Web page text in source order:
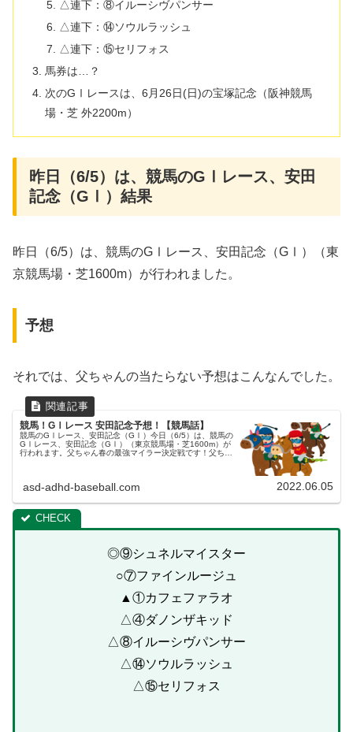
△連下：⑧イルーシヴパンサー
△連下：⑭ソウルラッシュ
△連下：⑮セリフォス
馬券は…？
次のGⅠレースは、6月26日(日)の宝塚記念（阪神競馬
場・芝 外2200m）
昨日（6/5）は、競馬のGⅠレース、安田
記念（GⅠ）結果
昨日（6/5）は、競馬のGⅠレース、安田記念（GⅠ）（東
京競馬場・芝1600m）が行われました。
予想
それでは、父ちゃんの当たらない予想はこんなんでした。
競馬！GⅠレース 安田記念予想！【競馬話】
競馬のGⅠレース、安田記念（GⅠ）今日（6/5）は、競馬の
GⅠレース、安田記念（GⅠ）（東京競馬場・芝1600m）が
行われます。父ちゃん春の最強マイラー決定戦です！父ちゃ
asd-adhd-baseball.com 2022.06.05
◎⑨シュネルマイスター
○⑦ファインルージュ
▲①カフェファラオ
△④ダノンザキッド
△⑧イルーシヴパンサー
△⑭ソウルラッシュ
△⑮セリフォス